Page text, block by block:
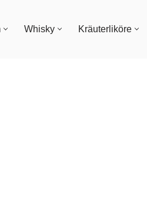
Whisky Kräuterliköre